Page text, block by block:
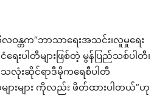
ဝန္တက“ဘာသာရေးအသင်း၊လူမှုရေး
ေးပါတီများဖြစ်တဲ့ မွန်ပြည်သစ်ပါတီ၊
သလုံးဆိုင်ရာဒီမိုကရေစီပါတီ
ျားများ ကိုလည်း ဖိတ်ထားပါတယ်”ဟု